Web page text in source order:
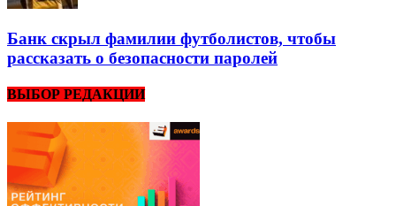
Банк скрыл фамилии футболистов, чтобы
рассказать о безопасности паролей
ВЫБОР РЕДАКЦИИ